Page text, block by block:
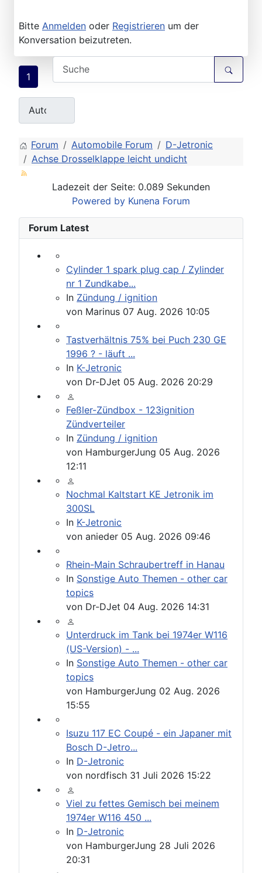
Bitte Anmelden oder Registrieren um der
Konversation beizutreten.
1
Forum Automobile Forum
D-Jetronic
Achse Drosselklappe leicht undicht
Ladezeit der Seite: 0.089 Sekunden
Powered by Kunena Forum
Forum Latest
Cylinder 1 spark plug cap / Zylinder
nr 1 Zundkabe...
In Zündung / ignition
von Marinus 07 Aug. 2026 10:05
Tastverhältnis 75% bei Puch 230 GE
1996 ? - läuft ...
In K-Jetronic
von Dr-DJet 05 Aug. 2026 20:29
Feßler-Zündbox - 123ignition
Zündverteiler
In Zündung / ignition
von HamburgerJung 05 Aug. 2026
12:11
Nochmal Kaltstart KE Jetronik im
300SL
In K-Jetronic
von anieder 05 Aug. 2026 09:46
Rhein-Main Schraubertreff in Hanau
In Sonstige Auto Themen - other car
topics
von Dr-DJet 04 Aug. 2026 14:31
Unterdruck im Tank bei 1974er W116
(US-Version) - ...
In Sonstige Auto Themen - other car
topics
von HamburgerJung 02 Aug. 2026
15:55
Isuzu 117 EC Coupé - ein Japaner mit
Bosch D-Jetro...
In D-Jetronic
von nordfisch 31 Juli 2026 15:22
Viel zu fettes Gemisch bei meinem
1974er W116 450 ...
In D-Jetronic
von HamburgerJung 28 Juli 2026
20:31